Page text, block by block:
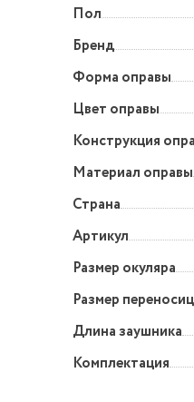
Пол
Бренд
Форма оправы
Цвет оправы
Конструкция
Материал оправы
Страна
Артикул
Размер окуляра
Размер
Длина заушника
Комплектация